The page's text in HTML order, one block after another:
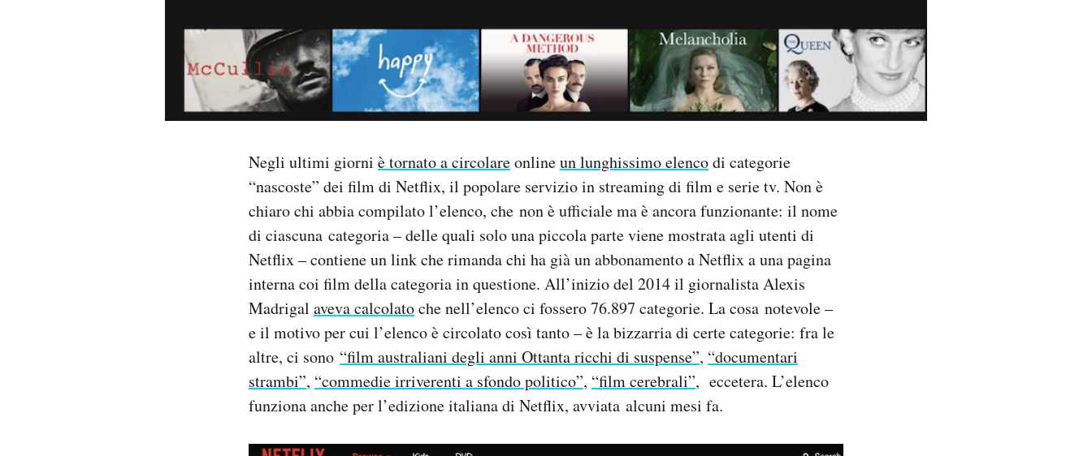
Negli ultimi giorni è tornato a circolareonlineun lunghissimo elencodi categorie
“nascoste” dei film di Netflix, il popolare servizio in streaming di film e serie tv. Non è
chiaro chi abbia compilato l’elenco, che non è ufficiale ma è ancora funzionante: il nome
di ciascuna categoria – delle quali solo una piccola parte viene mostrata agli utenti di
Netflix – contiene un link che rimanda chi ha già un abbonamento a Netflix a una pagina
interna coi film della categoria in questione. All’inizio del 2014 il giornalista Alexis
Madrigal aveva calcolatoche nell’elenco ci fossero 76.897 categorie. La cosa notevole –
e il motivo per cui l’elenco è circolato così tanto – è la bizzarria di certe categorie: fra le
altre, ci sono “film australiani degli anni Ottanta ricchi di suspense”, “documentari
strambi”, “commedie irriverenti a sfondo politico”, “film cerebrali”, eccetera. L’elenco
funziona anche per l’edizione italiana di Netflix, avviata alcuni mesi fa.